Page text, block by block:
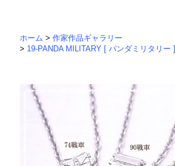
ホーム >作家作品ギャラリー
> 19-PANDA MILITARY [ パンダミリタリー ]